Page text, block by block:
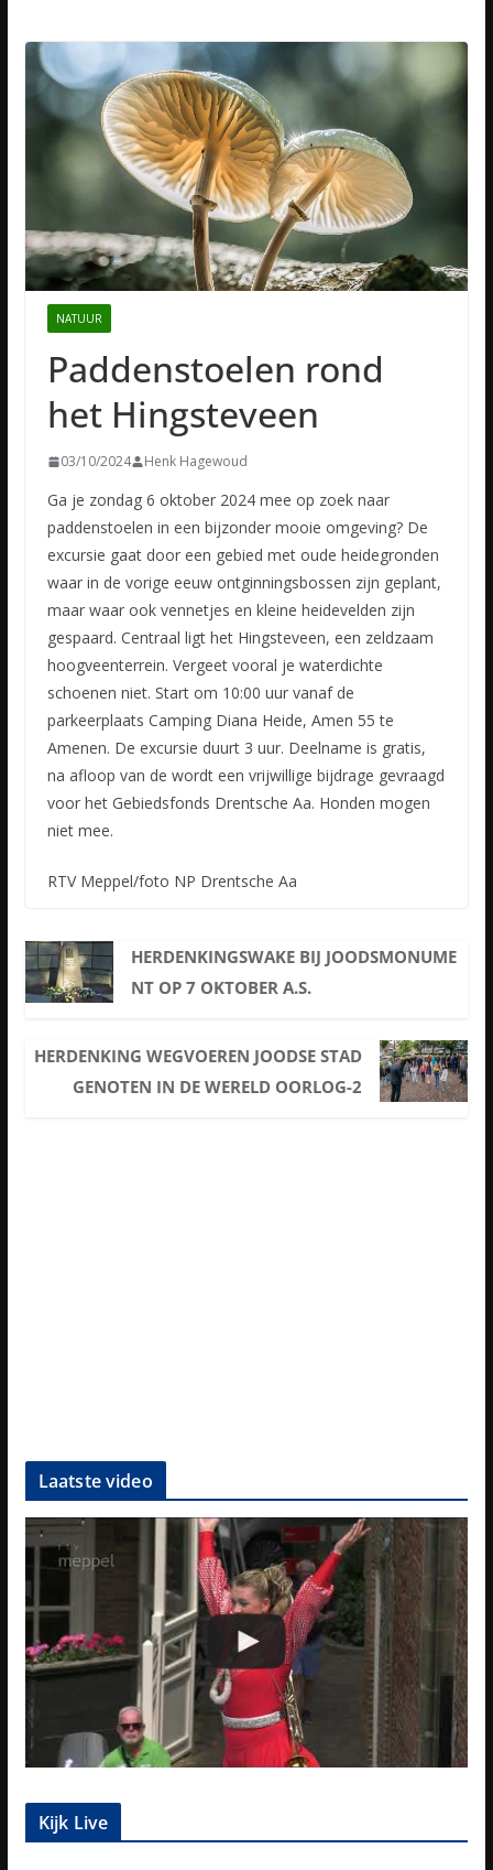
NATUUR
Paddenstoelen rond
het Hingsteveen
03/10/2024 Henk Hagewoud
Ga je zondag 6 oktober 2024 mee op zoek naar
paddenstoelen in een bijzonder mooie omgeving? De
excursie gaat door een gebied met oude heidegronden
waar in de vorige eeuw ontginningsbossen zijn geplant,
maar waar ook vennetjes en kleine heidevelden zijn
gespaard. Centraal ligt het Hingsteveen, een zeldzaam
hoogveenterrein. Vergeet vooral je waterdichte
schoenen niet. Start om 10:00 uur vanaf de
parkeerplaats Camping Diana Heide, Amen 55 te
Amenen. De excursie duurt 3 uur. Deelname is gratis,
na afloop van de wordt een vrijwillige bijdrage gevraagd
voor het Gebiedsfonds Drentsche Aa. Honden mogen
niet mee.
RTV Meppel/foto NP Drentsche Aa
HERDENKINGSWAKE BIJ JOODSMONUME
NT OP 7 OKTOBER A.S.
HERDENKING WEGVOEREN JOODSE STAD
GENOTEN IN DE WERELD OORLOG-2
Laatste video
Kijk Live